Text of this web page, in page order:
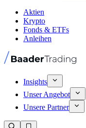
Aktien
Krypto
Fonds & ETFs
Anleihen
Insights
Unser Angebot
Unsere Partner